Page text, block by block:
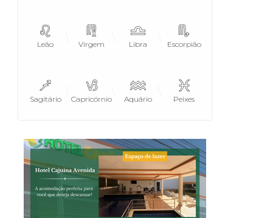
Leão Virgem Libra Escorpião
Sagitário Capricórnio Aquário Peixes